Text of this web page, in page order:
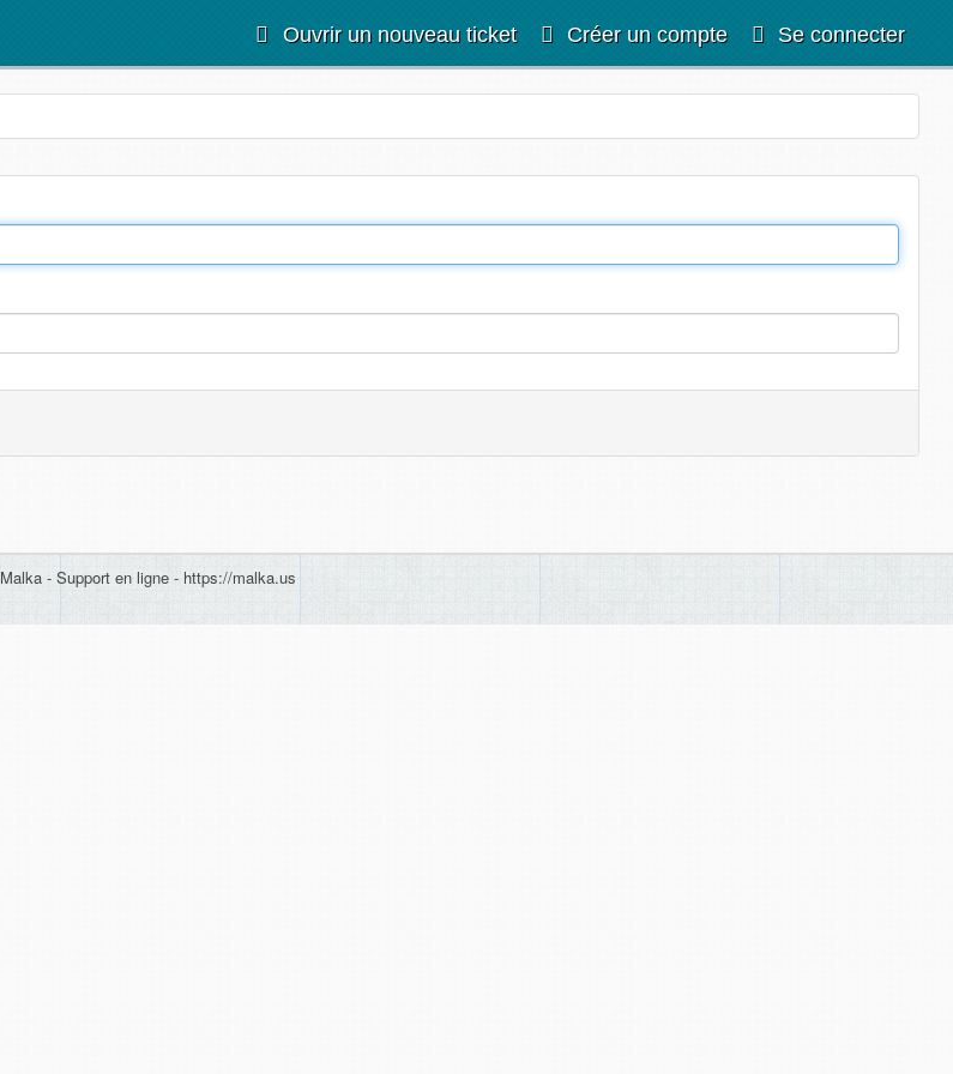
Ouvrir un nouveau ticket Créer un compte Se connecter
Malka - Support en ligne - https://malka.us